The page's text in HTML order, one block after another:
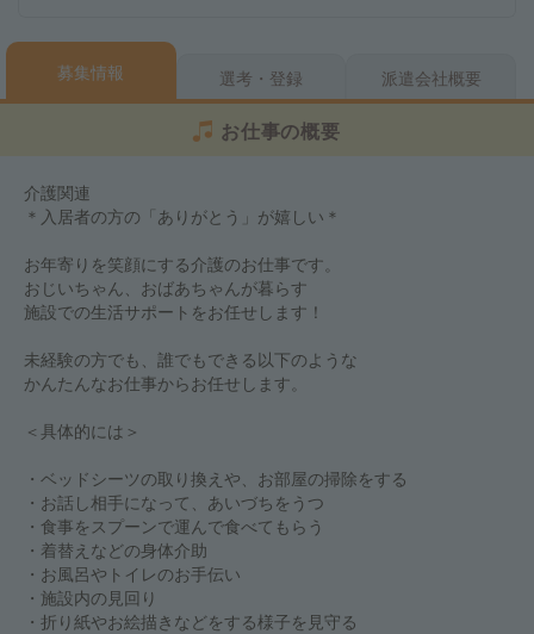
募集情報 選考・登録 派遣会社概要
お仕事の概要
介護関連
＊入居者の方の「ありがとう」が嬉しい＊
お年寄りを笑顔にする介護のお仕事です。
おじいちゃん、おばあちゃんが暮らす
施設での生活サポートをお任せします！
未経験の方でも、誰でもできる以下のような
かんたんなお仕事からお任せします。
＜具体的には＞
・ベッドシーツの取り換えや、お部屋の掃除をする
・お話し相手になって、あいづちをうつ
・食事をスプーンで運んで食べてもらう
・着替えなどの身体介助
・お風呂やトイレのお手伝い
・施設内の見回り
・折り紙やお絵描きなどをする様子を見守る